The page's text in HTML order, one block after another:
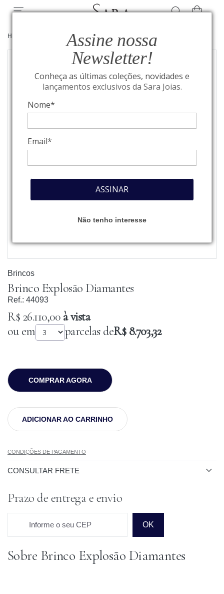
Assine nossa
Newsletter!
Conheça as últimas coleções, novidades e
lançamentos exclusivos da Sara Joias.
Nome*
Email*
ASSINAR
Não tenho interesse
HOME BRINCOS
Brincos
Brinco Explosão Diamantes
Ref.: 44093
R$ 26.110,00à vista
ou em
parcelas deR$ 8.703,32
COMPRAR AGORA
ADICIONAR AO CARRINHO
CONDIÇÕES DE PAGAMENTO
CONSULTAR FRETE
Prazo de entrega e envio
Informe o seu CEP OK
Prazo para o CEP
Sobre Brinco Explosão Diamantes